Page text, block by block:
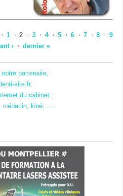
1 2 3 4 5 6 7 8
9
›
dernier »
partenaire,
site.fr,
du cabinet :
kiné, ....